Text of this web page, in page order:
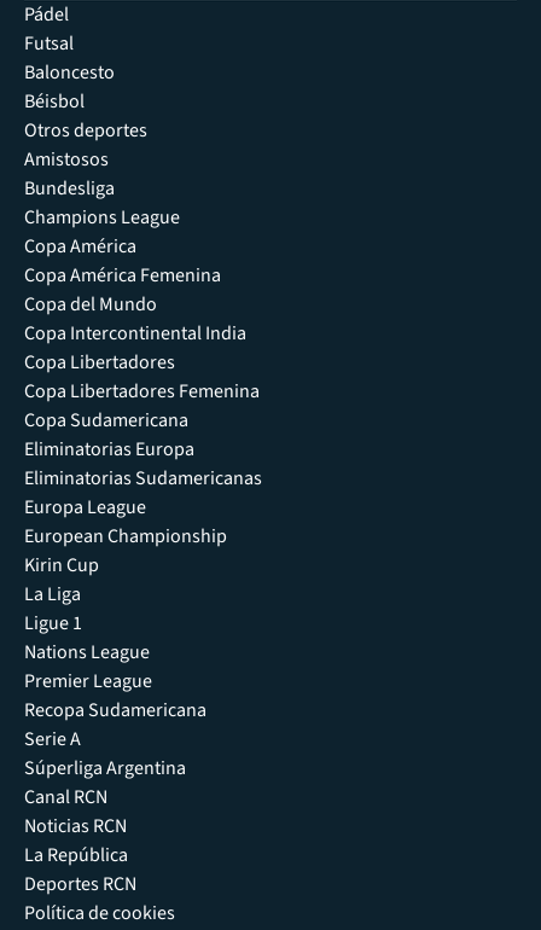
Pádel
Futsal
Baloncesto
Béisbol
Otros deportes
Amistosos
Bundesliga
Champions League
Copa América
Copa América Femenina
Copa del Mundo
Copa Intercontinental India
Copa Libertadores
Copa Libertadores Femenina
Copa Sudamericana
Eliminatorias Europa
Eliminatorias Sudamericanas
Europa League
European Championship
Kirin Cup
La Liga
Ligue 1
Nations League
Premier League
Recopa Sudamericana
Serie A
Súperliga Argentina
Canal RCN
Noticias RCN
La República
Deportes RCN
Política de cookies